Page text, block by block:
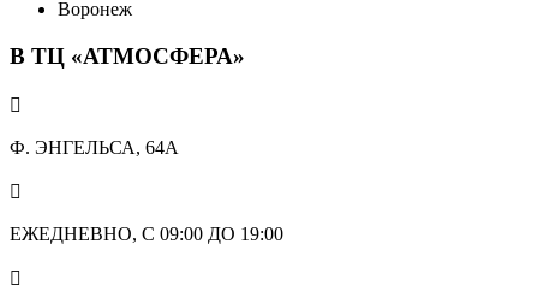
Воронеж
В ТЦ «АТМОСФЕРА»

Ф. ЭНГЕЛЬСА, 64А

ЕЖЕДНЕВНО, С 09:00 ДО 19:00
